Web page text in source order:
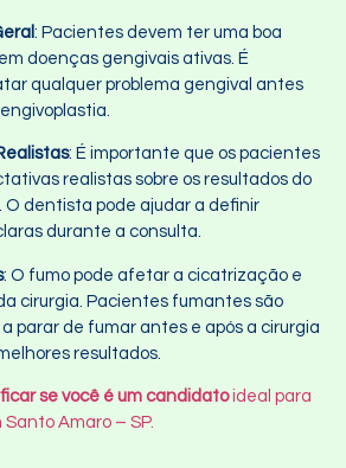
: Pacientes devem ter uma boa
doenças gengivais ativas. É
qualquer problema gengival antes
: É importante que os pacientes
realistas sobre os resultados do
O dentista pode ajudar a definir
durante a consulta.
: O fumo pode afetar a cicatrização e
cirurgia. Pacientes fumantes são
parar de fumar antes e após a cirurgia
resultados.
se você é um candidatoideal para
Amaro – SP.